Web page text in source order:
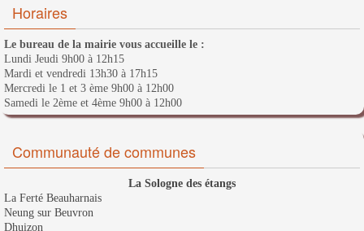
Horaires
Le bureau de la mairie vous accueille le :
Lundi Jeudi 9h00 à 12h15
Mardi et vendredi 13h30 à 17h15
Mercredi le 1 et 3 ème 9h00 à 12h00
Samedi le 2ème et 4ème 9h00 à 12h00
Communauté de communes
La Sologne des étangs
La Ferté Beauharnais
Neung sur Beuvron
Dhuizon